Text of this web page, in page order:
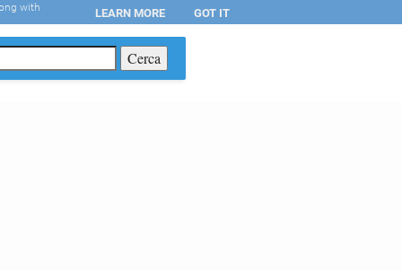
with LEARN MORE GOT IT